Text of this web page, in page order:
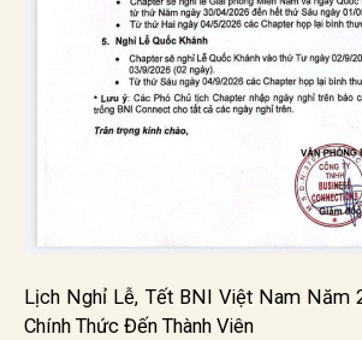
Lịch Nghỉ Lễ, Tết BNI Việt Nam Năm
Chính Thức Đến Thành Viên